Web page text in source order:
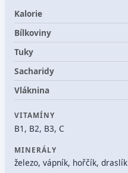
Kalorie
Bílkoviny
Tuky
Sacharidy
Vláknina
VITAMÍNY
B1, B2, B3, C
MINERÁLY
železo, vápník, hořčík, draslík